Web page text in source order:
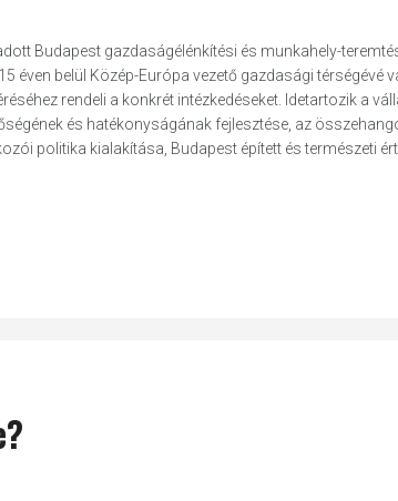
Budapest gazdaságélénkítési és munkahely-
éven belül Közép-Európa vezető gazdasági térségévé
rendeli a konkrét intézkedéseket. Idetartozik a
és hatékonyságának fejlesztése, az
politika kialakítása, Budapest épített és természeti